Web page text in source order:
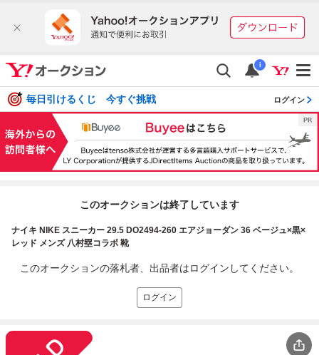
i
毎日引けるくじ 今すぐ挑戦 ログイン
このオークションは終了しています
ナイキ NIKE スニーカー 29.5 DO2494-260 エアジョーダン 36 ベージュ×黒×
レッド メンズ 八村塁コラボ 靴
このオークションの落札者、出品者はログインしてください。
ログイン